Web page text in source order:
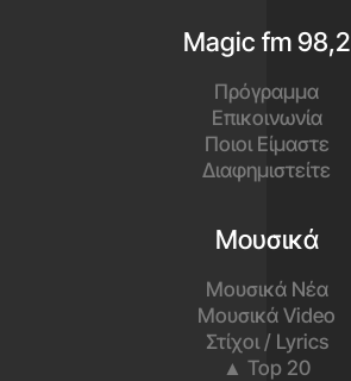
Magic fm 98,2
Πρόγραμμα
Επικοινωνία
Ποιοι Είμαστε
Διαφημιστείτε
Μουσικά
Μουσικά Νέα
Μουσικά Video
Στίχοι / Lyrics
▲ Top 20